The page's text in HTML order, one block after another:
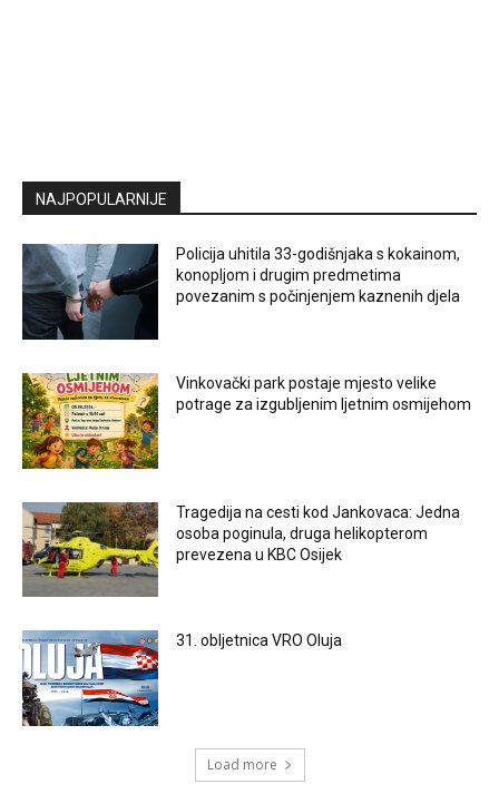
NAJPOPULARNIJE
Policija uhitila 33-godišnjaka s kokainom,
konopljom i drugim predmetima
povezanim s počinjenjem kaznenih djela
Vinkovački park postaje mjesto velike
potrage za izgubljenim ljetnim osmijehom
Tragedija na cesti kod Jankovaca: Jedna
osoba poginula, druga helikopterom
prevezena u KBC Osijek
31. obljetnica VRO Oluja
Load more